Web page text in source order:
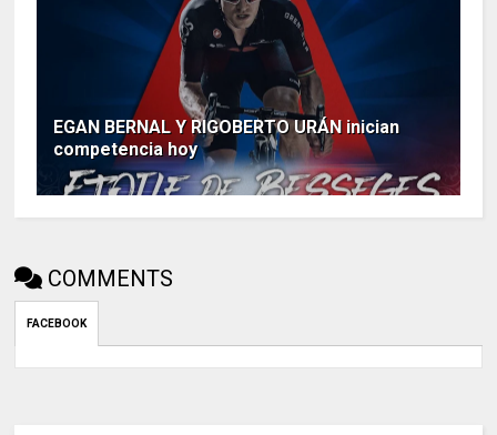
EGAN BERNAL Y RIGOBERTO URÁN inician
competencia hoy
COMMENTS
FACEBOOK